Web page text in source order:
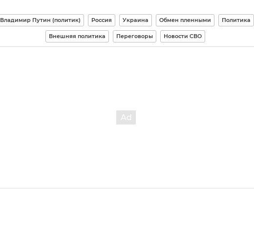
Владимир Путин (политик) Россия Украина Обмен пленными Политика
Внешняя политика Переговоры Новости СВО